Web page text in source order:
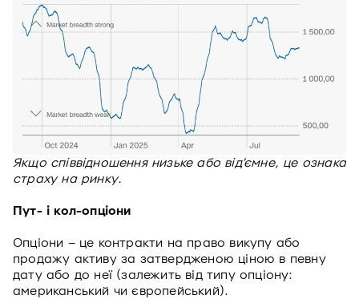
Якщо співвідношення низьке або від’ємне, це ознака
страху на ринку.
Пут- і кол-опціони
Опціони – це контракти на право викупу або
продажу активу за затвердженою ціною в певну
дату або до неї (залежить від типу опціону:
американський чи європейський).